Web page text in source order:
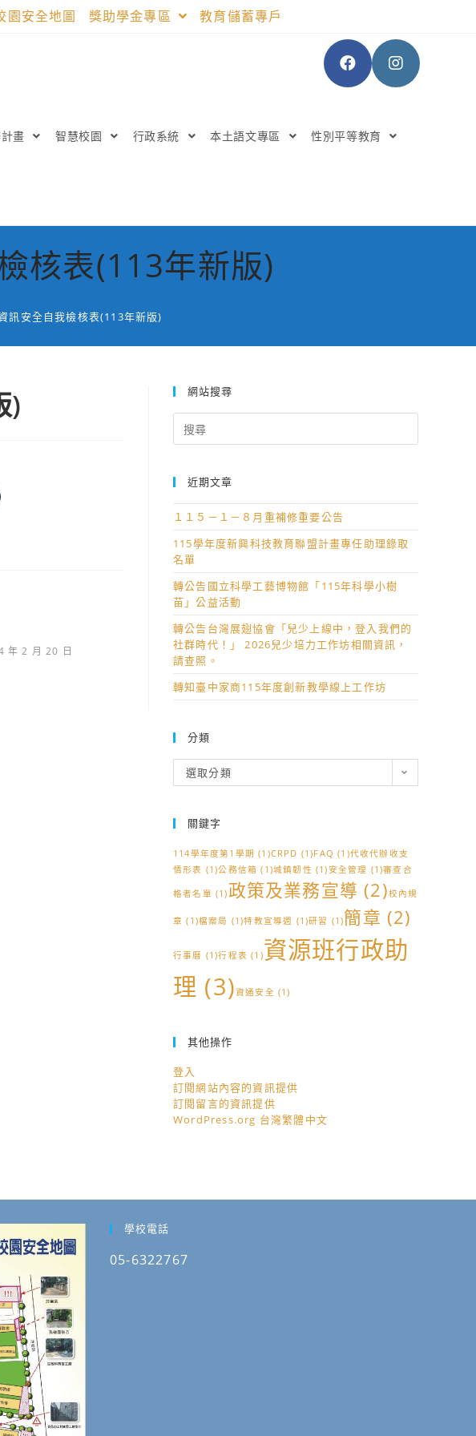
園安全地圖 獎助學金專區 教育儲蓄專戶
畫 智慧校園 行政系統 本土語文專區 性別平等教育
核表(113年新版)
訊安全自我檢核表(113年新版)
)
年 2 月 20 日
網站搜尋
for:
近期文章
１１５－１－８月重補修重要公告
115學年度新興科技教育聯盟計畫專任助理錄取
名單
轉公告國立科學工藝博物館「115年科學小樹
苗」公益活動
轉公告台灣展翅協會「兒少上線中，登入我們的
社群時代！」 2026兒少培力工作坊相關資訊，
請查照。
轉知臺中家商115年度創新教學線上工作坊
分類
類
選取分類
關鍵字
114學年度第1學期 (1)CRPD (1)FAQ (1)代收代辦收支
情形表 (1)公務信箱 (1)城鎮韌性 (1)安全管理 (1)審查合
格者名單 (1)政策及業務宣導 (2)校內規
章 (1)檔案局 (1)特教宣導週 (1)研習 (1)簡章 (2)
行事曆 (1)行程表 (1)資源班行政助
理 (3)資通安全 (1)
其他操作
登入
訂閱網站內容的資訊提供
訂閱留言的資訊提供
WordPress.org 台灣繁體中文
學校電話
05-6322767